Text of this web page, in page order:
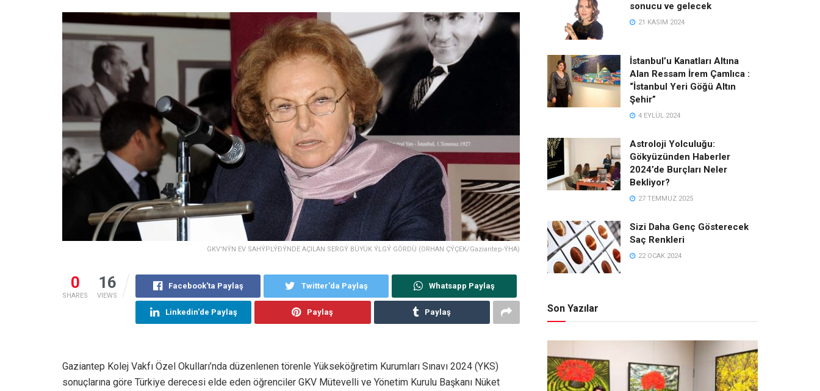
GKV'NÝN EV SAHÝPLÝÐÝNDE AÇILAN SERGÝ BÜYÜK ÝLGÝ GÖRDÜ (ORHAN ÇÝÇEK/Gaziantep-ÝHA)
0
SHARES
16
VIEWS
Facebook'ta Paylaş Twitter'da Paylaş Whatsapp Paylaş
Linkedin'de Paylaş Paylaş Paylaş
Gaziantep Kolej Vakfı Özel Okulları’nda düzenlenen törenle Yükseköğretim Kurumları Sınavı 2024 (YKS)
sonuçlarına göre Türkiye derecesi elde eden öğrenciler GKV Mütevelli ve Yönetim Kurulu Başkanı Nüket
sonucu ve gelecek
21 KASIM 2024
İstanbul’u Kanatları Altına
Alan Ressam İrem Çamlıca :
“İstanbul Yeri Göğü Altın
Şehir”
4 EYLÜL 2024
Astroloji Yolculuğu:
Gökyüzünden Haberler
2024’de Burçları Neler
Bekliyor?
27 TEMMUZ 2025
Sizi Daha Genç Gösterecek
Saç Renkleri
22 OCAK 2024
Son Yazılar